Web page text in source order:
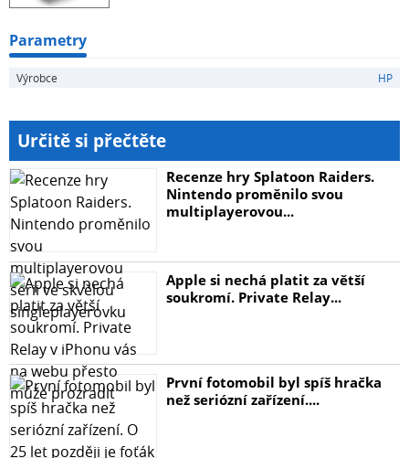
Parametry
Výrobce HP
Určitě si přečtěte
Recenze hry Splatoon Raiders.
Nintendo proměnilo svou
multiplayerovou...
Apple si nechá platit za větší
soukromí. Private Relay...
První fotomobil byl spíš hračka
než seriózní zařízení....